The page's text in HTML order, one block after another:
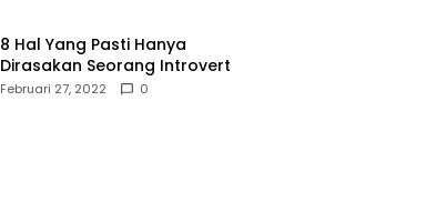
8 Hal Yang Pasti Hanya
Dirasakan Seorang Introvert
Februari 27, 2022 0